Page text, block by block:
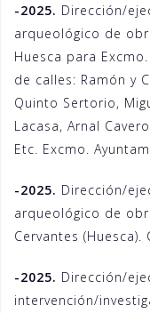
-2025. Dirección/
arqueológico de
Huesca para
de calles: Ramón y
Quinto Sertorio,
Lacasa, Arnal
Etc. Excmo.
-2025. Dirección/
arqueológico de
Cervantes
-2025. Dirección/
intervención/